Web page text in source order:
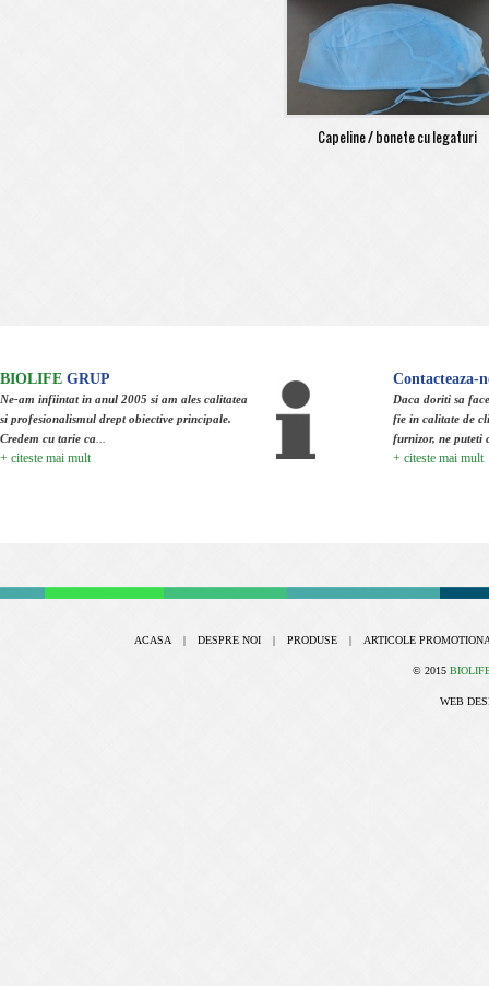
Capeline / bonete cu legaturi
BIOLIFE GRUP
Ne-am infiintat in anul 2005 si am ales calitatea
si profesionalismul drept obiective principale.
Credem cu tarie ca
+ citeste mai mult
Contacteaza-
Daca doriti sa
fie in calitate de
furnizor, ne puteti
+ citeste mai mult
ACASA | DESPRE NOI | PRODUSE | ARTICOLE
© 2015
WEB